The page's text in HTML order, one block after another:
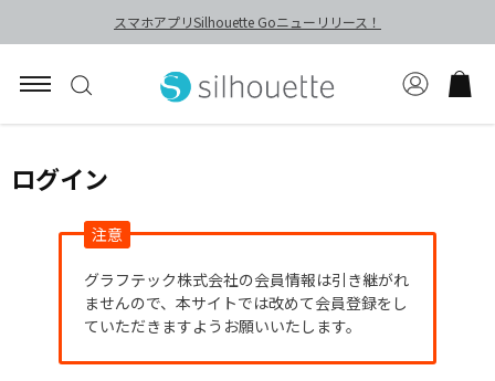
スマホアプリSilhouette Goニューリリース！
ログイン
注意
グラフテック株式会社の会員情報は引き継がれ
ませんので、本サイトでは改めて会員登録をし
ていただきますようお願いいたします。